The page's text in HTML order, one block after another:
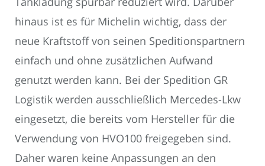
hinaus ist es für Michelin wichtig, dass der
neue Kraftstoff von seinen Speditionspartnern
einfach und ohne zusätzlichen Aufwand
genutzt werden kann. Bei der Spedition GR
Logistik werden ausschließlich Mercedes-Lkw
eingesetzt, die bereits vom Hersteller für die
Verwendung von HVO100 freigegeben sind.
Daher waren keine Anpassungen an den